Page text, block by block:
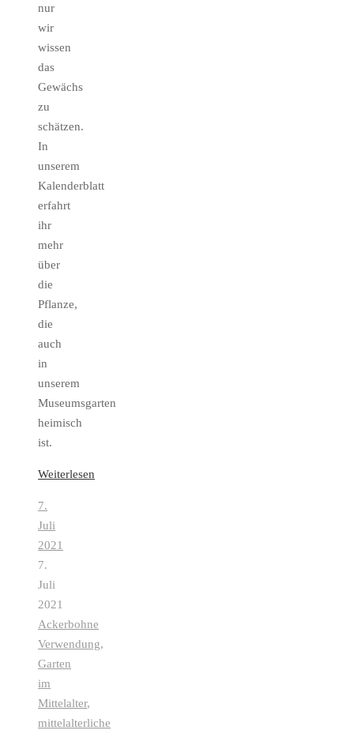
nur
wir
wissen
das
Gewächs
zu
schätzen.
In
unserem
Kalenderblatt
erfahrt
ihr
mehr
über
die
Pflanze,
die
auch
in
unserem
Museumsgarten
heimisch
ist.
Weiterlesen
7.
Juli
2021
7.
Juli
2021
Ackerbohne
Verwendung,
Garten
im
Mittelalter,
mittelalterliche